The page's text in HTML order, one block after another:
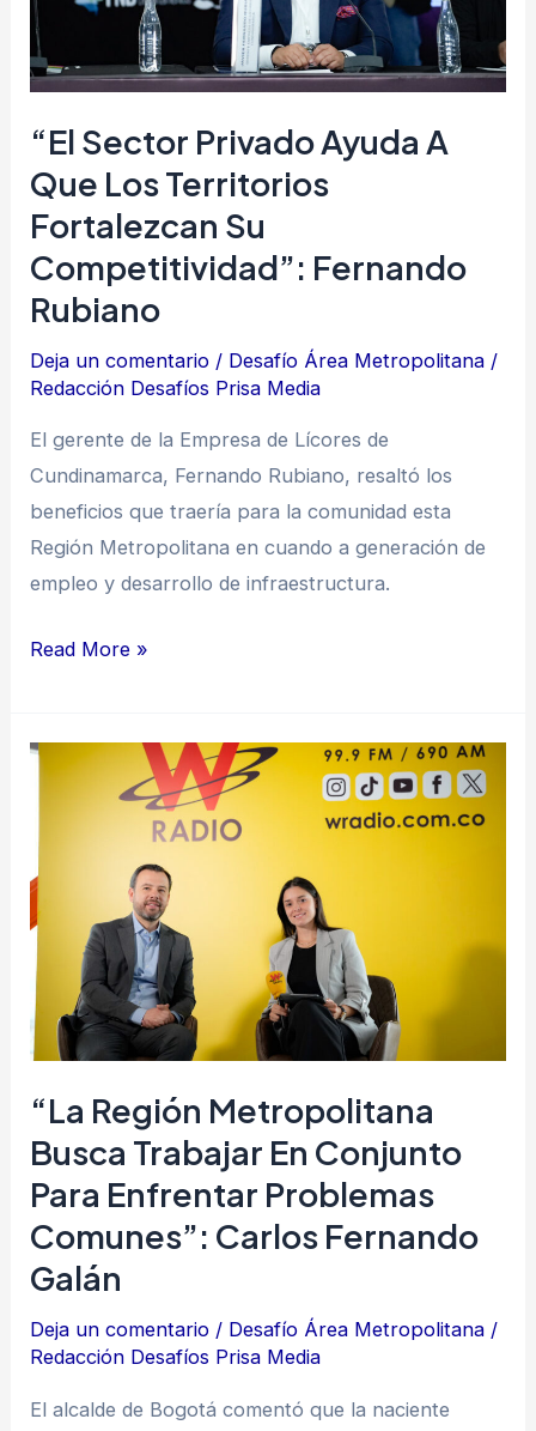
“El Sector Privado Ayuda A
Que Los Territorios
Fortalezcan Su
Competitividad”: Fernando
Rubiano
Deja un comentario / Desafío Área Metropolitana /
Redacción Desafíos Prisa Media
El gerente de la Empresa de Lícores de
Cundinamarca, Fernando Rubiano, resaltó los
beneficios que traería para la comunidad esta
Región Metropolitana en cuando a generación de
empleo y desarrollo de infraestructura.
los
territorios
fortalezcan
competitividad”:
Fernando
Rubiano
Read More »
“La Región Metropolitana
Busca Trabajar En Conjunto
Para Enfrentar Problemas
Comunes”: Carlos Fernando
Galán
Deja un comentario / Desafío Área Metropolitana /
Redacción Desafíos Prisa Media
El alcalde de Bogotá comentó que la naciente
“La
Metropolitana
busca
en
conjunto
para
enfrentar
comunes”:
Carlos
Fernando
Galán